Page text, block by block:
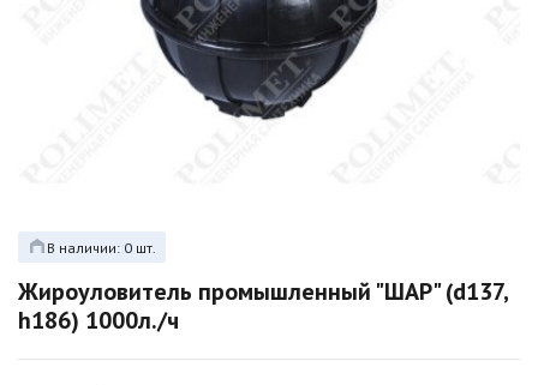
В наличии: 0 шт.
Жироуловитель промышленный "ШАР" (d137,
h186) 1000л./ч